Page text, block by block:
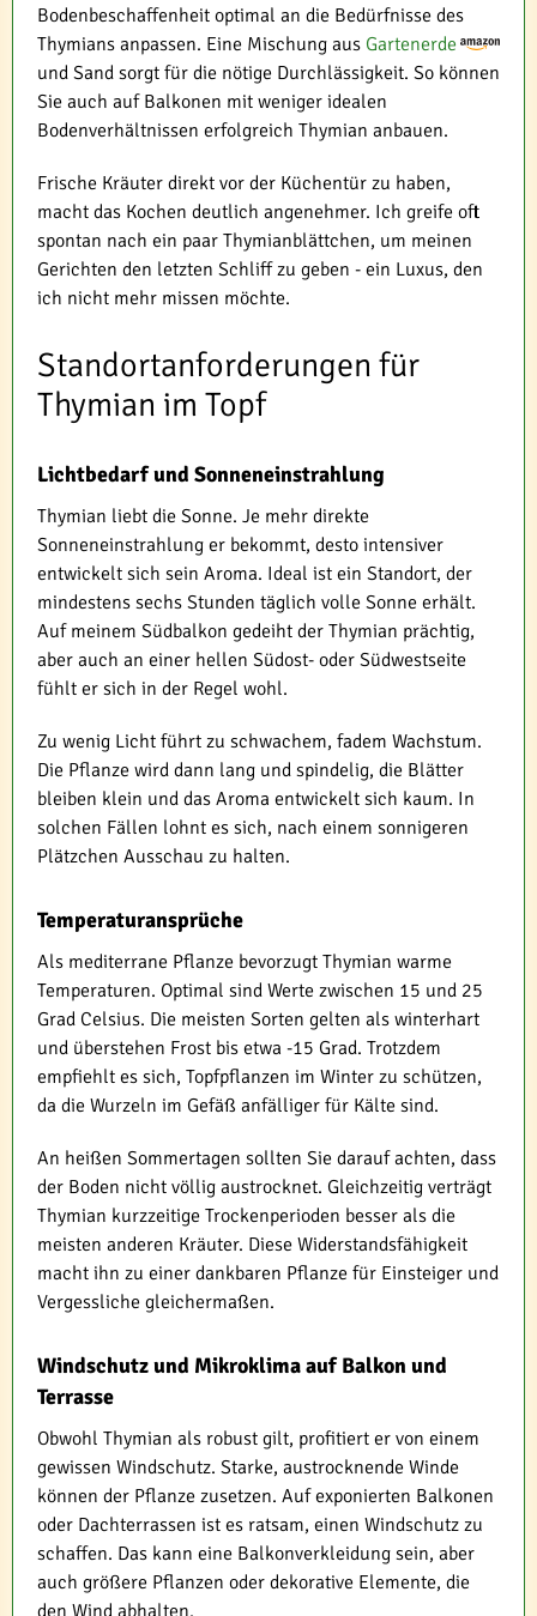
Bodenbeschaffenheit optimal an die Bedürfnisse des
Thymians anpassen. Eine Mischung aus Gartenerde
und Sand sorgt für die nötige Durchlässigkeit. So können
Sie auch auf Balkonen mit weniger idealen
Bodenverhältnissen erfolgreich Thymian anbauen.
Frische Kräuter direkt vor der Küchentür zu haben,
macht das Kochen deutlich angenehmer. Ich greife oft
spontan nach ein paar Thymianblättchen, um meinen
Gerichten den letzten Schliff zu geben - ein Luxus, den
ich nicht mehr missen möchte.
Standortanforderungen für
Thymian im Topf
Lichtbedarf und Sonneneinstrahlung
Thymian liebt die Sonne. Je mehr direkte
Sonneneinstrahlung er bekommt, desto intensiver
entwickelt sich sein Aroma. Ideal ist ein Standort, der
mindestens sechs Stunden täglich volle Sonne erhält.
Auf meinem Südbalkon gedeiht der Thymian prächtig,
aber auch an einer hellen Südost- oder Südwestseite
fühlt er sich in der Regel wohl.
Zu wenig Licht führt zu schwachem, fadem Wachstum.
Die Pflanze wird dann lang und spindelig, die Blätter
bleiben klein und das Aroma entwickelt sich kaum. In
solchen Fällen lohnt es sich, nach einem sonnigeren
Plätzchen Ausschau zu halten.
Temperaturansprüche
Als mediterrane Pflanze bevorzugt Thymian warme
Temperaturen. Optimal sind Werte zwischen 15 und 25
Grad Celsius. Die meisten Sorten gelten als winterhart
und überstehen Frost bis etwa -15 Grad. Trotzdem
empfiehlt es sich, Topfpflanzen im Winter zu schützen,
da die Wurzeln im Gefäß anfälliger für Kälte sind.
An heißen Sommertagen sollten Sie darauf achten, dass
der Boden nicht völlig austrocknet. Gleichzeitig verträgt
Thymian kurzzeitige Trockenperioden besser als die
meisten anderen Kräuter. Diese Widerstandsfähigkeit
macht ihn zu einer dankbaren Pflanze für Einsteiger und
Vergessliche gleichermaßen.
Windschutz und Mikroklima auf Balkon und
Terrasse
Obwohl Thymian als robust gilt, profitiert er von einem
gewissen Windschutz. Starke, austrocknende Winde
können der Pflanze zusetzen. Auf exponierten Balkonen
oder Dachterrassen ist es ratsam, einen Windschutz zu
schaffen. Das kann eine Balkonverkleidung sein, aber
auch größere Pflanzen oder dekorative Elemente, die
den Wind abhalten.